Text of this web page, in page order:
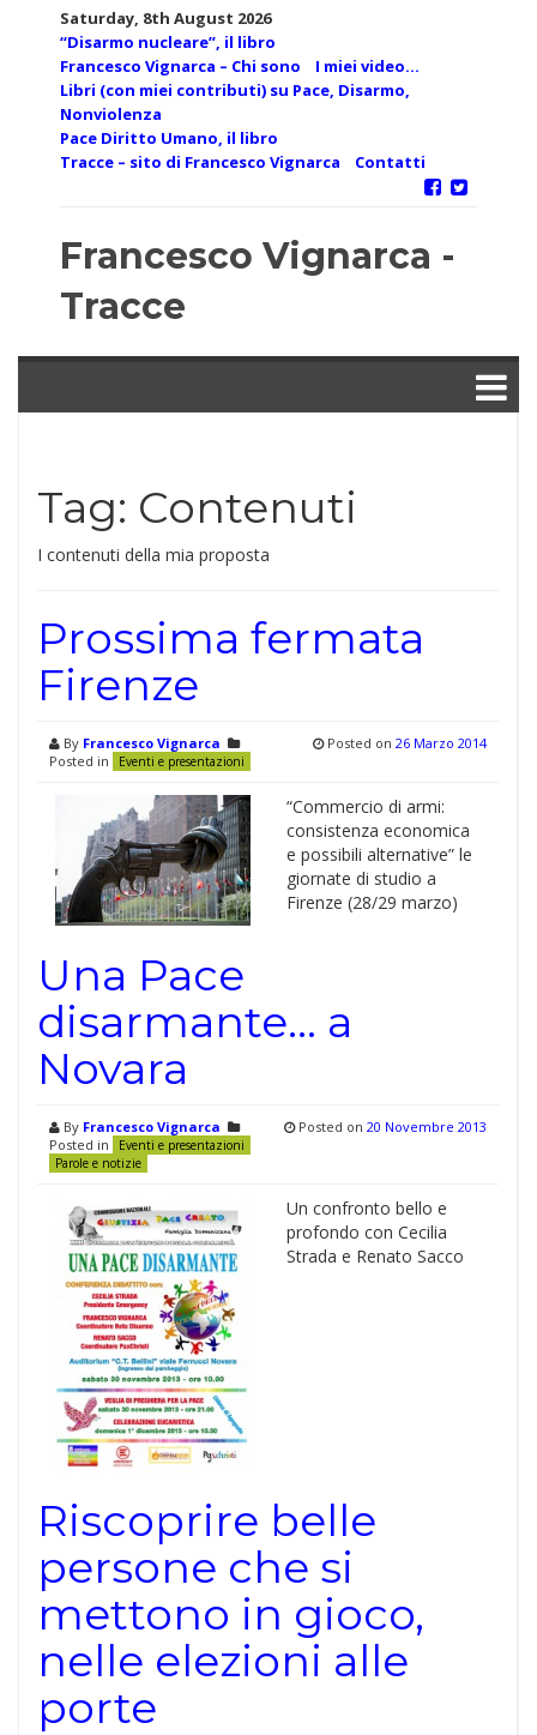
Saturday, 8th August 2026
“Disarmo nucleare”, il libro
Francesco Vignarca – Chi sono
I miei video…
Libri (con miei contributi) su Pace, Disarmo,
Nonviolenza
Pace Diritto Umano, il libro
Tracce – sito di Francesco Vignarca
Contatti
Francesco Vignarca -
Tracce
Tag: Contenuti
I contenuti della mia proposta
Prossima fermata
Firenze
By Francesco Vignarca
Posted in
Eventi e presentazioni
Posted on 26 Marzo 2014
“Commercio di armi:
consistenza economica
e possibili alternative” le
giornate di studio a
Firenze (28/29 marzo)
Una Pace
disarmante… a
Novara
By Francesco Vignarca
Posted in
Eventi e presentazioni
Parole e notizie
Posted on 20 Novembre 2013
Un confronto bello e
profondo con Cecilia
Strada e Renato Sacco
Riscoprire belle
persone che si
mettono in gioco,
nelle elezioni alle
porte